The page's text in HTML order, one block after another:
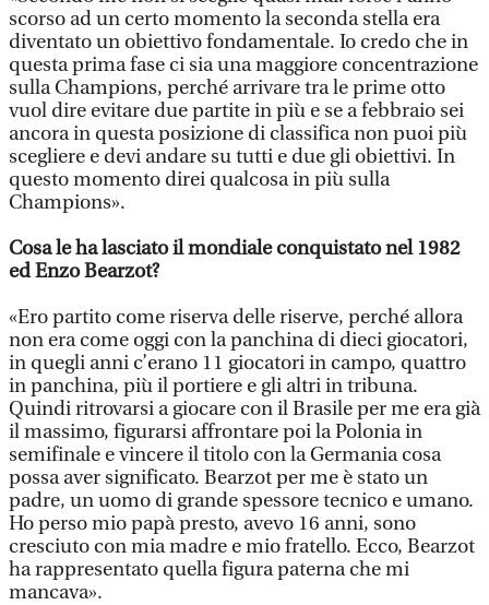
scorso ad un certo momento la seconda stella era
diventato un obiettivo fondamentale. Io credo che in
questa prima fase ci sia una maggiore concentrazione
sulla Champions, perché arrivare tra le prime otto
vuol dire evitare due partite in più e se a febbraio sei
ancora in questa posizione di classifica non puoi più
scegliere e devi andare su tutti e due gli obiettivi. In
questo momento direi qualcosa in più sulla
Champions».
Cosa le ha lasciato il mondiale conquistato nel 1982
ed Enzo Bearzot?
«Ero partito come riserva delle riserve, perché allora
non era come oggi con la panchina di dieci giocatori,
in quegli anni c’erano 11 giocatori in campo, quattro
in panchina, più il portiere e gli altri in tribuna.
Quindi ritrovarsi a giocare con il Brasile per me era già
il massimo, figurarsi affrontare poi la Polonia in
semifinale e vincere il titolo con la Germania cosa
possa aver significato. Bearzot per me è stato un
padre, un uomo di grande spessore tecnico e umano.
Ho perso mio papà presto, avevo 16 anni, sono
cresciuto con mia madre e mio fratello. Ecco, Bearzot
ha rappresentato quella figura paterna che mi
mancava».